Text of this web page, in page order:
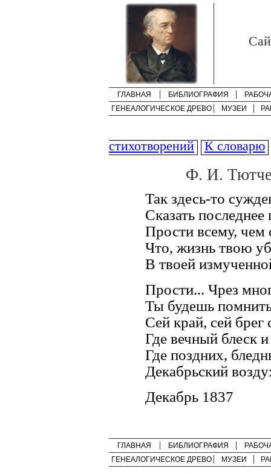
ГЛАВНАЯ БИБЛИОГРАФИЯ
ГЕНЕАЛОГИЧЕСКОЕ ДРЕВО
МУЗЕИ
стихотворений К словарю
Ф. И.
Так здесь-то
Сказать последнее
Прости всему, чем
Что, жизнь твою
В твоей
Прости... Чрез
Ты будешь
Сей край, сей
Где вечный блеск
Где поздних,
Декабрьский
Декабрь 1837
ГЛАВНАЯ БИБЛИОГРАФИЯ
ГЕНЕАЛОГИЧЕСКОЕ ДРЕВО
МУЗЕИ